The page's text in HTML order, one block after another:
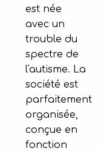
est née
avec un
trouble du
spectre de
l'autisme. La
société est
parfaitement
organisée,
conçue en
fonction